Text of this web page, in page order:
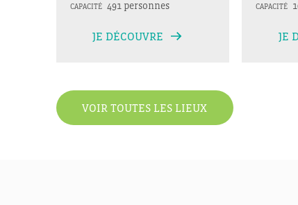
CAPACITÉ 491 personnes
JE DÉCOUVRE
CAPACITÉ
JE
VOIR TOUTES LES LIEUX